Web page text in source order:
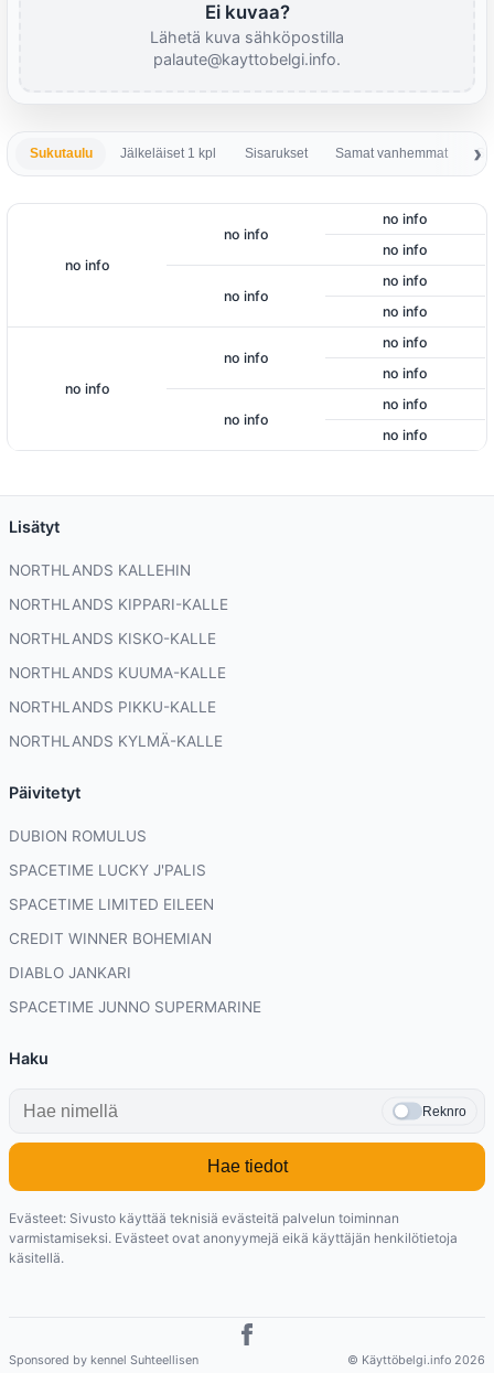
Ei kuvaa?
Lähetä kuva sähköpostilla
palaute@kayttobelgi.info.
Sukutaulu Jälkeläiset 1 kpl Sisarukset Samat vanhemmat
no info
no info
no info
no info
no info
no info
no info
no info
no info
no info
no info
no info
no info
no info
Lisätyt
NORTHLANDS KALLEHIN
NORTHLANDS KIPPARI-KALLE
NORTHLANDS KISKO-KALLE
NORTHLANDS KUUMA-KALLE
NORTHLANDS PIKKU-KALLE
NORTHLANDS KYLMÄ-KALLE
Päivitetyt
DUBION ROMULUS
SPACETIME LUCKY J'PALIS
SPACETIME LIMITED EILEEN
CREDIT WINNER BOHEMIAN
DIABLO JANKARI
SPACETIME JUNNO SUPERMARINE
Haku
Reknro
Hae tiedot
Evästeet: Sivusto käyttää teknisiä evästeitä palvelun toiminnan
varmistamiseksi. Evästeet ovat anonyymejä eikä käyttäjän henkilötietoja
käsitellä.
Sponsored by kennel Suhteellisen © Käyttöbelgi.info 2026